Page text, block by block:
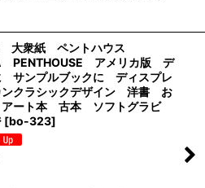
大衆紙 ペントハウス
アメリカ版 デ
サンプルブックに ディスプレ
クラシックデザイン 洋書 お
ート本 古本 ソフトグラビ
[bo-323]